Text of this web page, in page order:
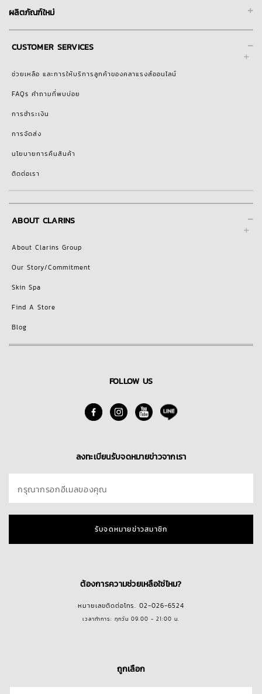
+
ผลิตภัณฑ์ใหม่
-
CUSTOMER SERVICES
ช่วยเหลือ และการให้บริการลูกค้าของคลาแรงส์ออนไลน์
FAQs คำถามที่พบบ่อย
การชำระเงิน
การจัดส่ง
นโยบายการคืนสินค้า
ติดต่อเรา
-
ABOUT CLARINS
About Clarins Group
Our Story/Commitment
Skin Spa
Find A Store
Blog
FOLLOW US
ลงทะเบียนรับจดหมายข่าวจากเรา
กรุณากรอกอีเมลของคุณ
รับจดหมายข่าวสมาชิก
ต้องการความช่วยเหลือใช่ไหม?
หมายเลขติดต่อโทร. 02-026-6524
เวลาทำการ: ทุกวัน 09.00 - 21:00 น.
ถูกเลือก